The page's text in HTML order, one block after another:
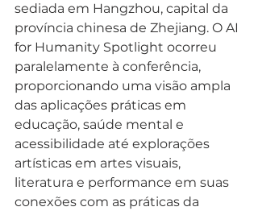
sediada em Hangzhou, capital da
província chinesa de Zhejiang. O AI
for Humanity Spotlight ocorreu
paralelamente à conferência,
proporcionando uma visão ampla
das aplicações práticas em
educação, saúde mental e
acessibilidade até explorações
artísticas em artes visuais,
literatura e performance em suas
conexões com as práticas da